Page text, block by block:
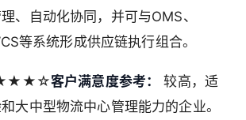
、自动化协同，并可与OMS、
等系统形成供应链执行组合。
客户满意度参考：
较高，适
大中型物流中心管理能力的企业。